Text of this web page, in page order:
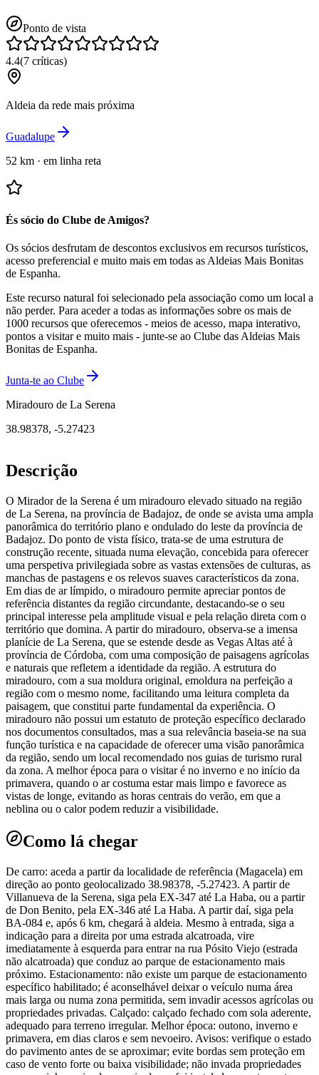
Ponto de vista
4.4(7 críticas)
Aldeia da rede mais próxima
Guadalupe
52 km · em linha reta
És sócio do Clube de Amigos?
Os sócios desfrutam de descontos exclusivos em recursos turísticos,
acesso preferencial e muito mais em todas as Aldeias Mais Bonitas
de Espanha.
Este recurso natural foi selecionado pela associação como um local a
não perder. Para aceder a todas as informações sobre os mais de
1000 recursos que oferecemos - meios de acesso, mapa interativo,
pontos a visitar e muito mais - junte-se ao Clube das Aldeias Mais
Bonitas de Espanha.
Junta-te ao Clube
Miradouro de La Serena
38.98378, -5.27423
Descrição
O Mirador de la Serena é um miradouro elevado situado na região
de La Serena, na província de Badajoz, de onde se avista uma ampla
panorâmica do território plano e ondulado do leste da província de
Badajoz. Do ponto de vista físico, trata-se de uma estrutura de
construção recente, situada numa elevação, concebida para oferecer
uma perspetiva privilegiada sobre as vastas extensões de culturas, as
manchas de pastagens e os relevos suaves característicos da zona.
Em dias de ar límpido, o miradouro permite apreciar pontos de
referência distantes da região circundante, destacando-se o seu
principal interesse pela amplitude visual e pela relação direta com o
território que domina. A partir do miradouro, observa-se a imensa
planície de La Serena, que se estende desde as Vegas Altas até à
província de Córdoba, com uma composição de paisagens agrícolas
e naturais que refletem a identidade da região. A estrutura do
miradouro, com a sua moldura original, emoldura na perfeição a
região com o mesmo nome, facilitando uma leitura completa da
paisagem, que constitui parte fundamental da experiência. O
miradouro não possui um estatuto de proteção específico declarado
nos documentos consultados, mas a sua relevância baseia-se na sua
função turística e na capacidade de oferecer uma visão panorâmica
da região, sendo um local recomendado nos guias de turismo rural
da zona. A melhor época para o visitar é no inverno e no início da
primavera, quando o ar costuma estar mais limpo e favorece as
vistas de longe, evitando as horas centrais do verão, em que a
neblina ou o calor podem reduzir a visibilidade.
Como lá chegar
De carro: aceda a partir da localidade de referência (Magacela) em
direção ao ponto geolocalizado 38.98378, -5.27423. A partir de
Villanueva de la Serena, siga pela EX-347 até La Haba, ou a partir
de Don Benito, pela EX-346 até La Haba. A partir daí, siga pela
BA-084 e, após 6 km, chegará à aldeia. Mesmo à entrada, siga a
indicação para a direita por uma estrada alcatroada, vire
imediatamente à esquerda para entrar na rua Pósito Viejo (estrada
não alcatroada) que conduz ao parque de estacionamento mais
próximo. Estacionamento: não existe um parque de estacionamento
específico habilitado; é aconselhável deixar o veículo numa área
mais larga ou numa zona permitida, sem invadir acessos agrícolas ou
propriedades privadas. Calçado: calçado fechado com sola aderente,
adequado para terreno irregular. Melhor época: outono, inverno e
primavera, em dias claros e sem nevoeiro. Avisos: verifique o estado
do pavimento antes de se aproximar; evite bordas sem proteção em
caso de vento forte ou baixa visibilidade; não invada propriedades